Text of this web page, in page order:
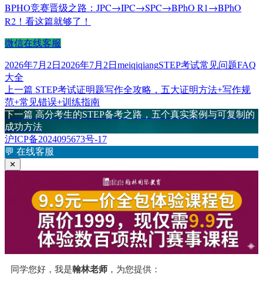
BPHO竞赛晋级之路：JPC→IPC→SPC→BPhO R1→BPhO
R2！看这篇就够了！
微信在线客服
发
布
于
2026年7月2日 2026年7月2日 作
meiqiqiang标
STEP考试常见问题FAQ
大全
文
章
导
航
上一篇 上
篇
文
章：
STEP考试证明题写作全攻略，五大证明方法+写作规
范+常见错误+训练指南
下一篇 下
篇
文
章：
高分考生的STEP备考之路，五个真实案例与可复制的
成功方法
沪ICP备2024095673号-17
💬 在线客服
✕
同学您好，我是翰林老师 ，为您提供：